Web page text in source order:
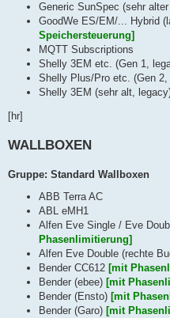
Generic SunSpec (sehr
GoodWe ES/EM/... Hybrid
Speichersteuerung]
MQTT Subscriptions
Shelly 3EM etc. (Gen 1,
Shelly Plus/Pro etc. (Gen 2,
Shelly 3EM (sehr alt,
[hr]
WALLBOXEN
Gruppe: Standard Wallboxen
ABB Terra AC
ABL eMH1
Alfen Eve Single / Eve
Phasenlimitierung]
Alfen Eve Double (rechte
Bender CC612 [mit
Bender (ebee) [mit
Bender (Ensto) [mit
Bender (Garo) [mit